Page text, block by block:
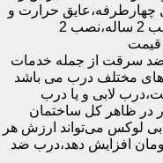
دوبل چهارطرفه،عایق حرارت و
صوت،اکیپ نصاب حرفه ای با گارانتی نصب 2 ساله،نصب 2
و قیمت
ضد سرقت از جمله خدمات
های مختلف درب می باشد
لابی و یا درب
در ظاهر کل ساختمان
لوکس می‌تواند ارزش هر
را ۱۰۰ تا ۵۰۰ هزار تومان افزایش دهد،درب ضد